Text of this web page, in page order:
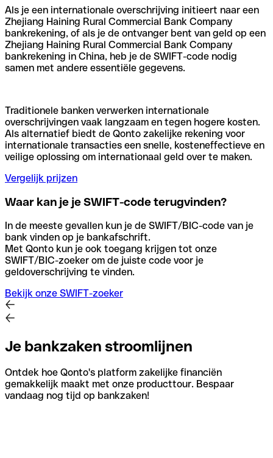
Als je een internationale overschrijving initieert naar een
Zhejiang Haining Rural Commercial Bank Company
bankrekening, of als je de ontvanger bent van geld op een
Zhejiang Haining Rural Commercial Bank Company
bankrekening in China, heb je de SWIFT-code nodig
samen met andere essentiële gegevens.
Traditionele banken verwerken internationale
overschrijvingen vaak langzaam en tegen hogere kosten.
Als alternatief biedt de Qonto zakelijke rekening voor
internationale transacties een snelle, kosteneffectieve en
veilige oplossing om internationaal geld over te maken.
Vergelijk prijzen
Waar kan je je SWIFT-code terugvinden?
In de meeste gevallen kun je de SWIFT/BIC-code van je
bank vinden op je bankafschrift.
Met Qonto kun je ook toegang krijgen tot onze
SWIFT/BIC-zoeker om de juiste code voor je
geldoverschrijving te vinden.
Bekijk onze SWIFT-zoeker
Je bankzaken stroomlijnen
Ontdek hoe Qonto's platform zakelijke financiën
gemakkelijk maakt met onze producttour. Bespaar
vandaag nog tijd op bankzaken!